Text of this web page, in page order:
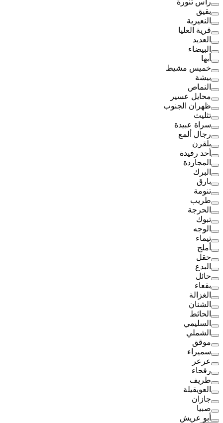
رأس تنورة
بقيق
النعيرية
قرية العليا
العديد
البيضاء
أبها
خميس مشيط
بيشة
النماص
محايل عسير
ظهران الجنوب
تثليث
سراة عبيدة
رجال ألمع
بلقرن
أحد رفيدة
المجاردة
البرك
بارق
تنومة
طريب
الحرجة
تبوك
الوجه
تيماء
أملج
حقل
البدع
حائل
بقعاء
الغزالة
الشنان
الحائط
السليمي
الشملي
موقق
سميراء
عرعر
رفحاء
طريف
العويقيلة
جازان
صبيا
أبو عريش